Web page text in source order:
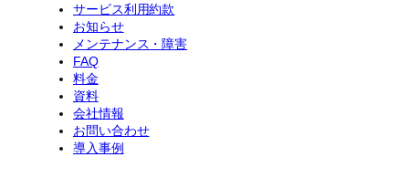
サービス利用約款
お知らせ
メンテナンス・障害
FAQ
料金
資料
会社情報
お問い合わせ
導入事例